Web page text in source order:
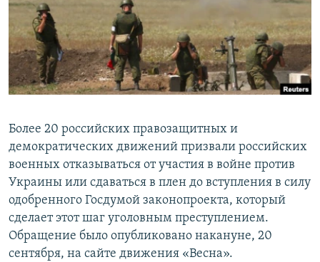
ПОБЕДИТЕЛЕЙ НЕ СУДЯТ?
КРЫМ.НЕПОКОРЕННЫЙ
ELIFBE
УКРАИНСКАЯ ПРОБЛЕМА КРЫМА
ПРИСОЕДИНЯЙТЕСЬ!
Более 20 российских правозащитных и
демократических движений призвали российских
военных отказываться от участия в войне против
Украины или сдаваться в плен до вступления в силу
одобренного Госдумой законопроекта, который
сделает этот шаг уголовным преступлением.
Обращение было опубликовано накануне, 20
сентября, на сайте движения «Весна».